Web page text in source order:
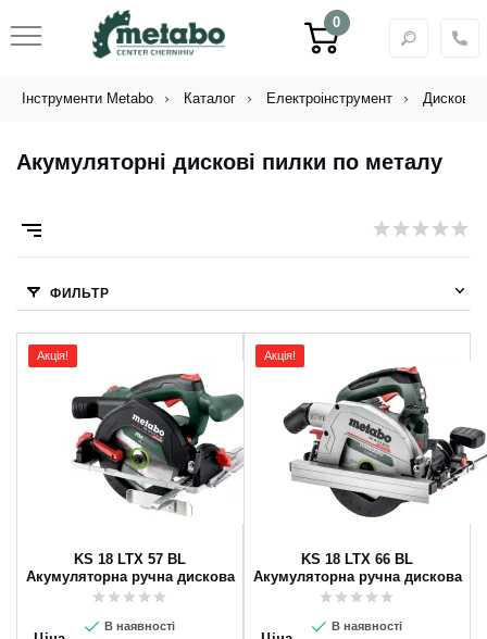
0
Інструменти Metabo Каталог Електроінструмент Дискові
Акумуляторні дискові пилки по металу
ФИЛЬТР
Акція!
KS 18 LTX 57 BL
Акумуляторна ручна дискова
пила
В наявності
Акція!
KS 18 LTX 66 BL
Акумуляторна ручна дискова
пила
В наявності